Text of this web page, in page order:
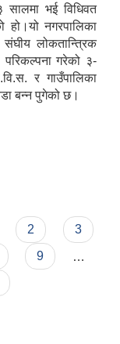
सालमा भई विधिवत
हो।यो नगरपालिका
लोकतान्त्रिक
गरेको ३-
र गाउँपालिका
बन्न पुगेको छ।
2
3
9
…